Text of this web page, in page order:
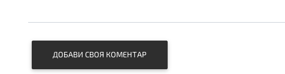
ДОБАВИ СВОЯ КОМЕНТАР